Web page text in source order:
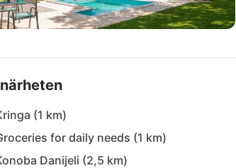
(1 km)
for daily needs (1 km)
Danijeli (2,5 km)